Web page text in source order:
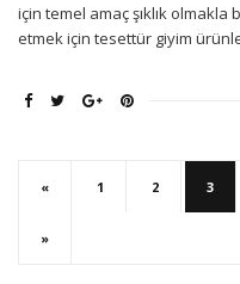
için temel amaç şıklık
etmek için tesettür giyim
« 1 2 3
»